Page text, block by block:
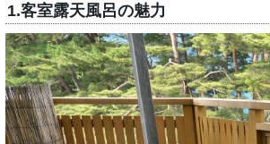
1.客室露天風呂の魅力